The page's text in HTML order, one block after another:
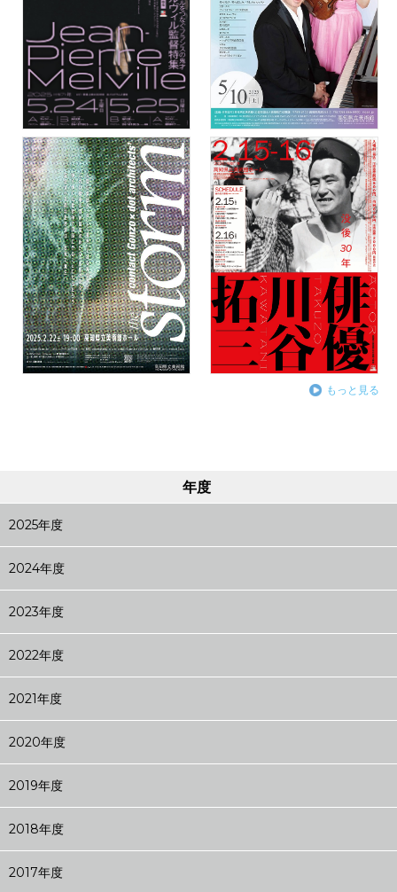
もっと見る
年度
2025年度
2024年度
2023年度
2022年度
2021年度
2020年度
2019年度
2018年度
2017年度